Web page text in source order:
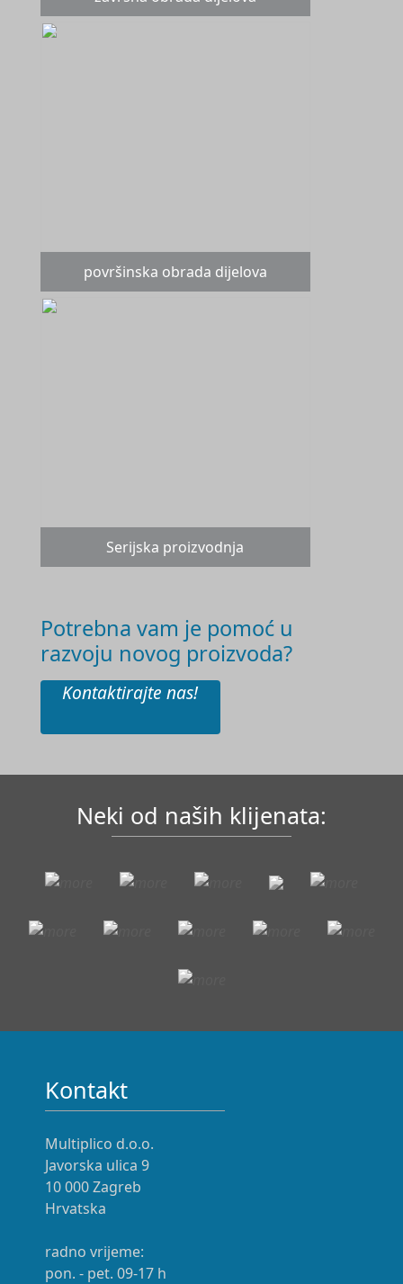
površinska obrada dijelova
Serijska proizvodnja
Potrebna vam je pomoć u
razvoju novog proizvoda?
Kontaktirajte nas!
Neki od naših klijenata:
Kontakt
Multiplico d.o.o.
Javorska ulica 9
10 000 Zagreb
Hrvatska
radno vrijeme:
pon. - pet. 09-17 h